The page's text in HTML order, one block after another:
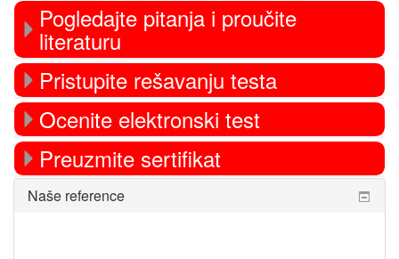
Pogledajte pitanja i proučite
literaturu
Pristupite rešavanju testa
Ocenite elektronski test
Preuzmite sertifikat
Preskoči
Naše
Naše reference